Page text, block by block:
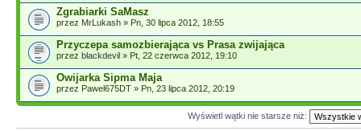
Zgrabiarki SaMasz
przez MrLukash » Pn, 30 lipca 2012, 18:55
Przyczepa samozbierająca vs Prasa zwijająca
przez blackdevil » Pt, 22 czerwca 2012, 19:10
Owijarka Sipma Maja
przez Pawel675DT » Pn, 23 lipca 2012, 20:19
Wyświetl wątki nie starsze niż: